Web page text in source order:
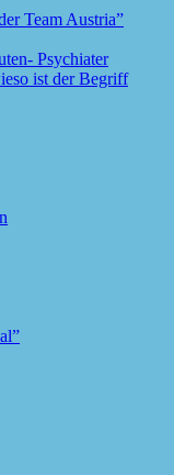
Team Austria”
Psychiater
ist der Begriff